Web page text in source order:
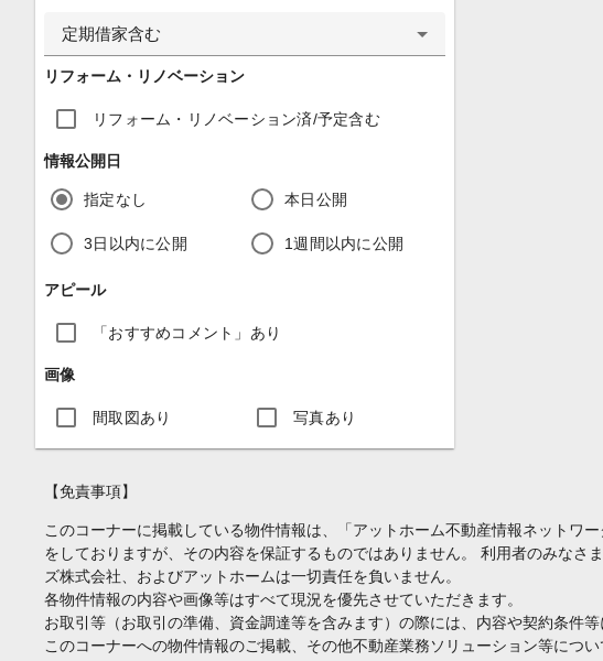
定期借家含む
リフォーム・リノベーション
リフォーム・リノベーション済/予定含む
情報公開日
指定なし 本日公開
3日以内に公開 1週間以内に公開
アピール
「おすすめコメント」あり
画像
間取図あり 写真あり
【免責事項】
このコーナーに掲載している物件情報は、「アットホーム不動産情報ネットワ
をしておりますが、その内容を保証するものではありません。 利用者のみな
ズ株式会社、およびアットホームは一切責任を負いません。
各物件情報の内容や画像等はすべて現況を優先させていただきます。
お取引等（お取引の準備、資金調達等を含みます）の際には、内容や契約条件
このコーナーへの物件情報のご掲載、その他不動産業務ソリューション等につ